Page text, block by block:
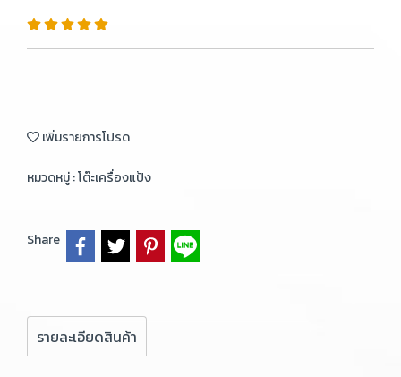
เพิ่มรายการโปรด
หมวดหมู่ :โต๊ะเครื่องแป้ง
Share
รายละเอียดสินค้า